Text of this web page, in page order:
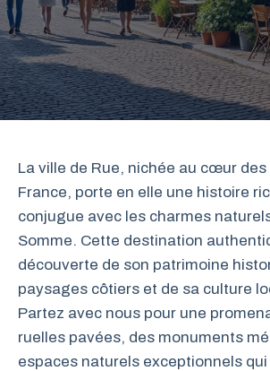
La ville de Rue, nichée au cœur
France, porte en elle une histoire
conjugue avec les charmes
Somme. Cette destination
découverte de son patrimoine
paysages côtiers et de sa culture
Partez avec nous pour une
ruelles pavées, des monuments
espaces naturels exceptionnels